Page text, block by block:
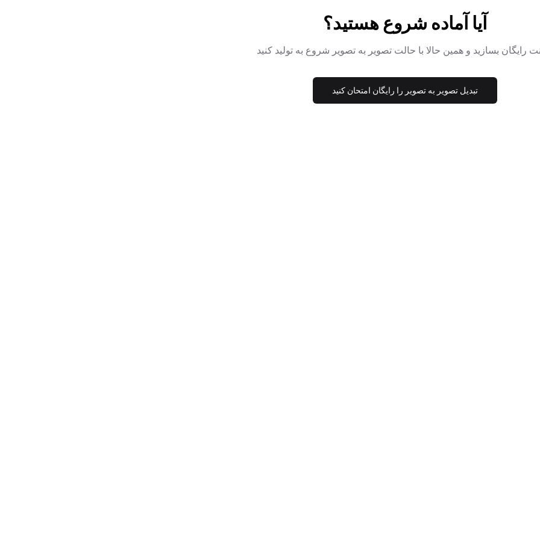
آیا آماده شروع هستید؟
تبدیل تصویر به تصویر را رایگان امتحان کنید